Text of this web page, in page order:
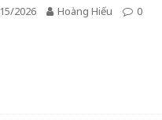
2026 Hoàng Hiếu 0